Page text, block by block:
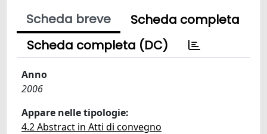
Scheda breve
Scheda completa
Scheda completa (DC)
Anno
2006
Appare nelle tipologie:
4.2 Abstract in Atti di convegno